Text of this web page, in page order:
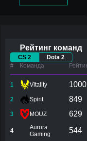
Рейтинг команд
CS 2
Dota 2
#
Команда
1 Vitality 1000
2 Spirit 849
3 MOUZ 629
4
Aurora
Gaming
544